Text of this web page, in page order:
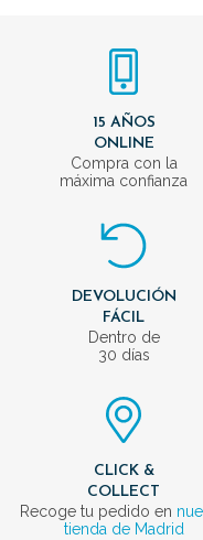
15 AÑOS
ONLINE
Compra con la
máxima confianza
DEVOLUCIÓN
FÁCIL
Dentro de
30 días
CLICK &
COLLECT
Recoge tu pedido en
tienda de Madrid